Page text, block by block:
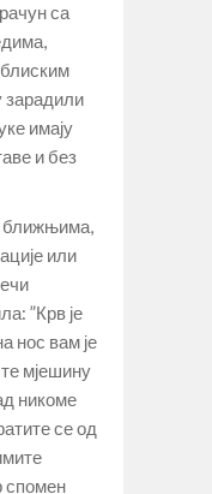
са
зарадили
имају
и без
ближњима,
или
”Крв је
нос вам је
мјешину
никоме
се од
спомен